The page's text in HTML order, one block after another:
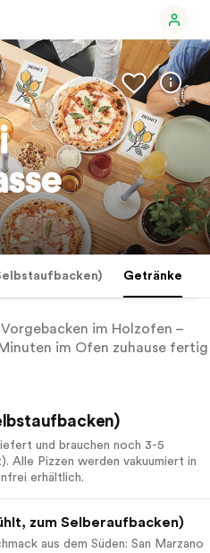
Getränke
im Holzofen –
im Ofen zuhause fertig
und brauchen noch 3-5
Alle Pizzen werden vakuumiert in
erhältlich.
zum Selberaufbacken)
aus dem Süden: San Marzano